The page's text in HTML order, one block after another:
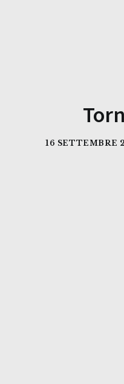
16 SETTEMBRE